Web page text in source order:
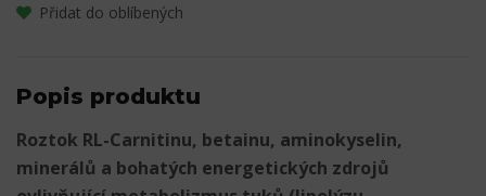
Přidat do oblíbených
Popis produktu
Roztok RL-Carnitinu, betainu, aminokyselin,
minerálů a bohatých energetických zdrojů